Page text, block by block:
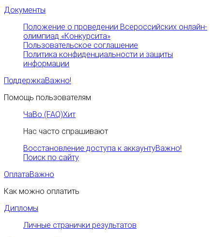
Документы
Положение о проведении Всероссийских онлайн-
олимпиад «Конкурсита»
Пользовательское соглашение
Политика конфиденциальности и защиты
информации
ПоддержкаВажно!
Помощь пользователям
ЧаВо (FAQ)Хит
Нас часто спрашивают
Восстановление доступа к аккаунтуВажно!
Поиск по сайту
ОплатаВажно
Как можно оплатить
Дипломы
Личные странички результатов